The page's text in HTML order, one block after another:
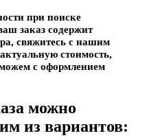
при поиске
заказ содержит
свяжитесь с нашим
стоимость,
с оформлением
можно
из вариантов: